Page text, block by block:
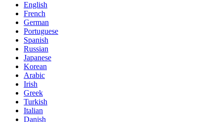
English
French
German
Portuguese
Spanish
Russian
Japanese
Korean
Arabic
Irish
Greek
Turkish
Italian
Danish